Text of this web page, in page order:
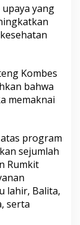
yang
Kombes
bahwa
memaknai
program
sejumlah
Rumkit
lahir, Balita,
serta